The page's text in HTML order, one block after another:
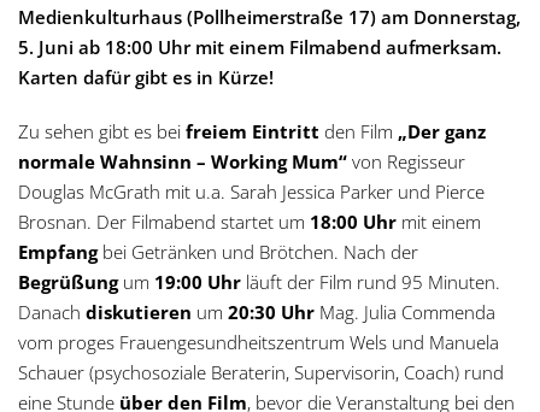
a
Medienkulturhaus (Pollheimerstraße 17) am Donnerstag,
5. Juni ab 18:00 Uhr mit einem Filmabend aufmerksam.
Karten dafür gibt es in Kürze!
Zu sehen gibt es bei freiem Eintritt den Film „Der ganz
normale Wahnsinn – Working Mum“ von Regisseur
Douglas McGrath mit u.a. Sarah Jessica Parker und Pierce
Brosnan. Der Filmabend startet um 18:00 Uhr mit einem
Empfang bei Getränken und Brötchen. Nach der
Begrüßung um 19:00 Uhr läuft der Film rund 95 Minuten.
Danach diskutieren um 20:30 Uhr Mag. Julia Commenda
vom proges Frauengesundheitszentrum Wels und Manuela
Schauer (psychosoziale Beraterin, Supervisorin, Coach) rund
eine Stunde über den Film, bevor die Veranstaltung bei den